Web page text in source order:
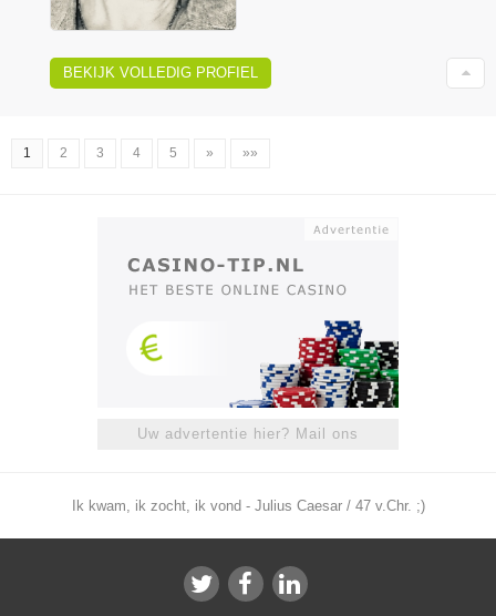
BEKIJK VOLLEDIG PROFIEL
1 2 3 4 5 » »»
Uw advertentie hier? Mail ons
Ik kwam, ik zocht, ik vond - Julius Caesar / 47 v.Chr. ;)